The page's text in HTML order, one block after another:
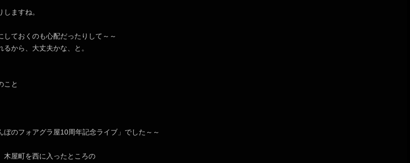
ますね。
しておくのも心配だったりして～～
から、大丈夫かな、と。
こと
ぼのフォアグラ屋10周年記念ライブ」でした～～
木屋町を西に入ったところの